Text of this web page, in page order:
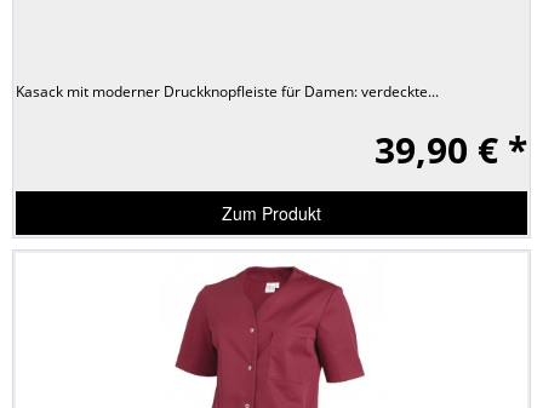
Kasack mit moderner Druckknopfleiste für Damen: verdeckte...
39,90 € *
Zum Produkt